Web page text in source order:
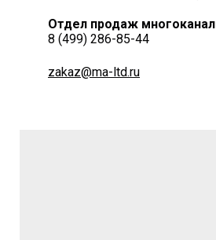
Отдел продаж
8 (499) 286-85-44
zakaz@ma-ltd.ru